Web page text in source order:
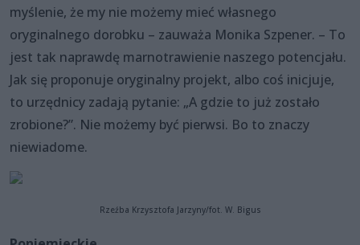
myślenie, że my nie możemy mieć własnego
oryginalnego dorobku – zauważa Monika Szpener. – To
jest tak naprawdę marnotrawienie naszego potencjału.
Jak się proponuje oryginalny projekt, albo coś inicjuje,
to urzędnicy zadają pytanie: „A gdzie to już zostało
zrobione?”. Nie możemy być pierwsi. Bo to znaczy
niewiadome.
Rzeźba Krzysztofa Jarzyny/fot. W. Bigus